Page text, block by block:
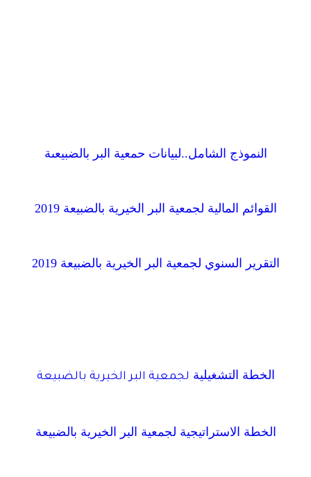
النموذج الشامل..لبيانات حمعية البر بالضبيعىة
القوائم المالية لجمعية البر الخيرية بالضبيعة 2019
التقرير السنوي لجمعية البر الخيرية بالضبيعة 2019
الخطة التشغيلية لجمعية البر الخيرية بالضبيعة
الخطة الاستراتيجية لجمعية البر الخيرية بالضبيعة